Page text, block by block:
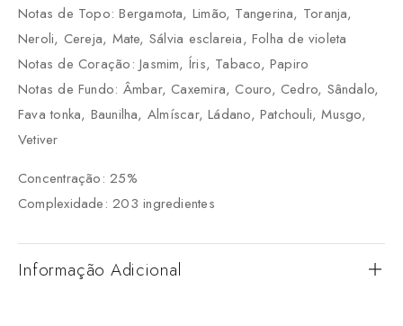
Notas de Topo: Bergamota, Limão, Tangerina, Toranja,
Neroli, Cereja, Mate, Sálvia esclareia, Folha de violeta
Notas de Coração: Jasmim, Íris, Tabaco, Papiro
Notas de Fundo: Âmbar, Caxemira, Couro, Cedro, Sândalo,
Fava tonka, Baunilha, Almíscar, Ládano, Patchouli, Musgo,
Vetiver
Concentração: 25%
Complexidade: 203 ingredientes
Informação Adicional